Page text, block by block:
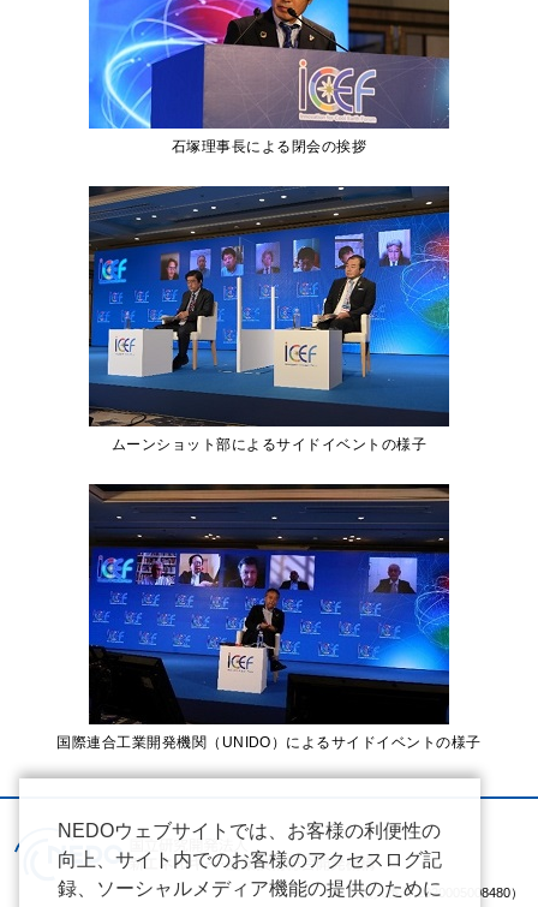
石塚理事長による閉会の挨拶
ムーンショット部によるサイドイベントの様子
国際連合工業開発機関（UNIDO）によるサイドイベントの様子
（法人番号 2020005008480）
NEDOウェブサイトでは、お客様の利便性の
向上、サイト内でのお客様のアクセスログ記
録、ソーシャルメディア機能の提供のために